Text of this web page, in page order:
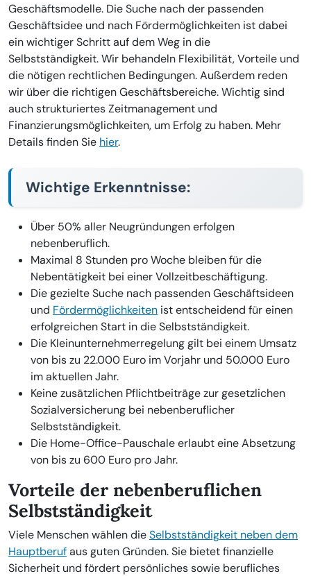
Geschäftsmodelle. Die Suche nach der passenden
Geschäftsidee und nach Fördermöglichkeiten ist dabei
ein wichtiger Schritt auf dem Weg in die
Selbstständigkeit. Wir behandeln Flexibilität, Vorteile und
die nötigen rechtlichen Bedingungen. Außerdem reden
wir über die richtigen Geschäftsbereiche. Wichtig sind
auch strukturiertes Zeitmanagement und
Finanzierungsmöglichkeiten, um Erfolg zu haben. Mehr
Details finden Sie hier.
Wichtige Erkenntnisse:
Über 50% aller Neugründungen erfolgen
nebenberuflich.
Maximal 8 Stunden pro Woche bleiben für die
Nebentätigkeit bei einer Vollzeitbeschäftigung.
Die gezielte Suche nach passenden Geschäftsideen
und Fördermöglichkeiten ist entscheidend für einen
erfolgreichen Start in die Selbstständigkeit.
Die Kleinunternehmerregelung gilt bei einem Umsatz
von bis zu 22.000 Euro im Vorjahr und 50.000 Euro
im aktuellen Jahr.
Keine zusätzlichen Pflichtbeiträge zur gesetzlichen
Sozialversicherung bei nebenberuflicher
Selbstständigkeit.
Die Home-Office-Pauschale erlaubt eine Absetzung
von bis zu 600 Euro pro Jahr.
Vorteile der nebenberuflichen
Selbstständigkeit
Viele Menschen wählen dieSelbstständigkeit neben dem
Hauptberufaus guten Gründen. Sie bietet finanzielle
Sicherheit und fördert persönliches sowie berufliches